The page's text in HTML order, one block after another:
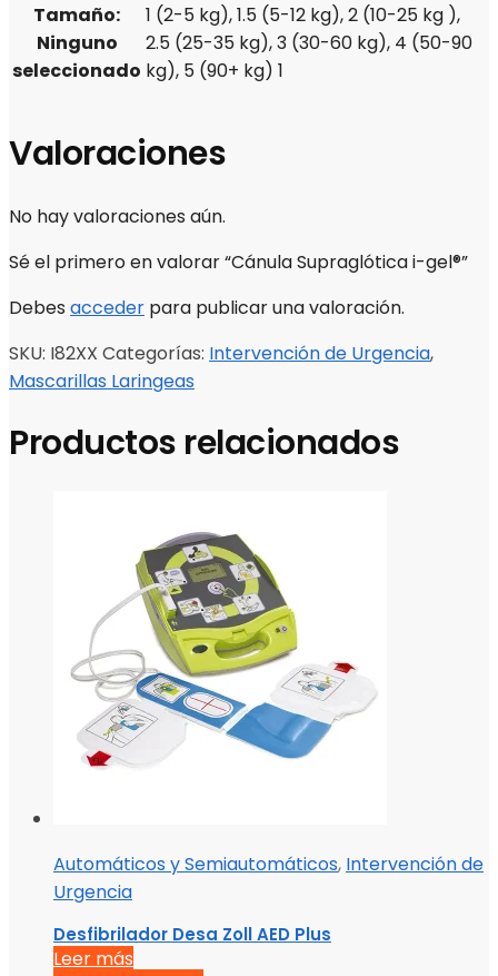
Tamaño:
Ninguno
seleccionado
1 (2-5 kg), 1.5 (5-12 kg), 2 (10-25 kg ),
2.5 (25-35 kg), 3 (30-60 kg), 4 (50-90
kg), 5 (90+ kg) 1
Valoraciones
No hay valoraciones aún.
Sé el primero en valorar “Cánula Supraglótica i-gel®”
Debes acceder para publicar una valoración.
SKU: I82XX Categorías: Intervención de Urgencia,
Mascarillas Laringeas
Productos relacionados
Automáticos y Semiautomáticos, Intervención de
Urgencia
Desfibrilador Desa Zoll AED Plus
Leer más